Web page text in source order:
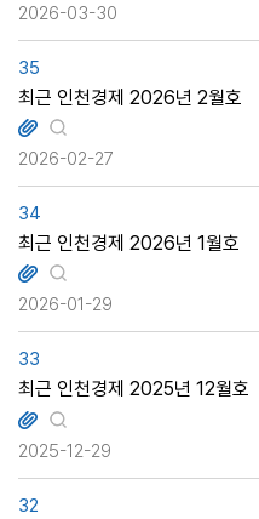
2026-03-30
35
최근 인천경제 2026년 2월호
2026-02-27
34
최근 인천경제 2026년 1월호
2026-01-29
33
최근 인천경제 2025년 12월호
2025-12-29
32